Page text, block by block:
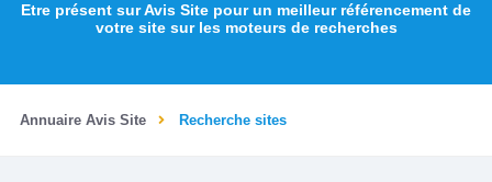
Etre présent sur Avis Site pour un meilleur référencement de
votre site sur les moteurs de recherches
Annuaire Avis Site Recherche sites